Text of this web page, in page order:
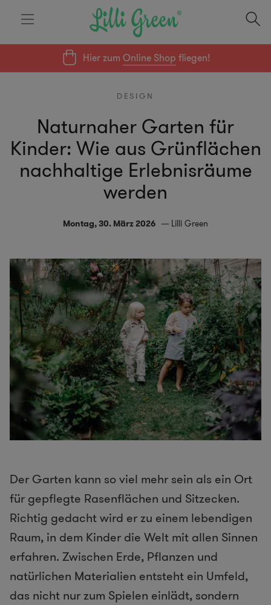
Hier zumOnline Shop fliegen!
DESIGN
Naturnaher Garten für
Kinder: Wie aus Grünflächen
nachhaltige Erlebnisräume
werden
Montag, 30. März 2026 Lilli Green
Der Garten kann so viel mehr sein als ein Ort
für gepflegte Rasenflächen und Sitzecken.
Richtig gedacht wird er zu einem lebendigen
Raum, in dem Kinder die Welt mit allen Sinnen
erfahren. Zwischen Erde, Pflanzen und
natürlichen Materialien entsteht ein Umfeld,
das nicht nur zum Spielen einlädt, sondern